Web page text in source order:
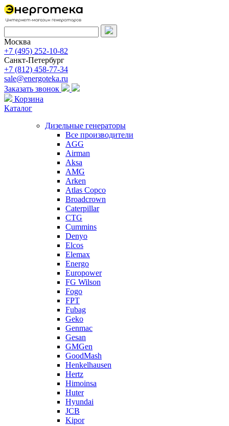
Москва
+7 (495) 252-10-82
Санкт-Петербург
+7 (812) 458-77-34
sale@energoteka.ru
Заказать звонок
Корзина
Каталог
Дизельные генераторы
Все производители
AGG
Airman
Aksa
AMG
Arken
Atlas Copco
Broadcrown
Caterpillar
CTG
Cummins
Denyo
Elcos
Elemax
Energo
Europower
FG Wilson
Fogo
FPT
Fubag
Geko
Genmac
Gesan
GMGen
GoodMash
Henkelhausen
Hertz
Himoinsa
Huter
Hyundai
JCB
Kipor